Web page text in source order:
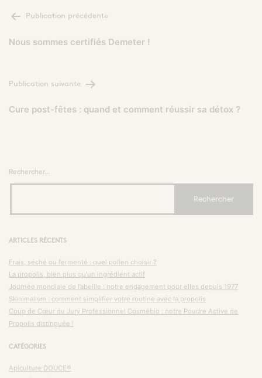
NAVIGATION
L’ARTICLE
Publication précédente
Nous sommes certifiés Demeter !
Publication suivante
Cure post-fêtes : quand et comment réussir sa détox ?
Rechercher…
ARTICLES RÉCENTS
Frais, séché ou fermenté : quel pollen choisir ?
La propolis, bien plus qu’un ingrédient actif
Journée mondiale de l’abeille : notre engagement pour elles depuis 1977
Skinimalism : comment simplifier votre routine avec la propolis
Coup de Cœur du Jury Professionnel Cosmébio : notre Poudre Active de
Propolis distinguée !
CATÉGORIES
Apiculture DOUCE®